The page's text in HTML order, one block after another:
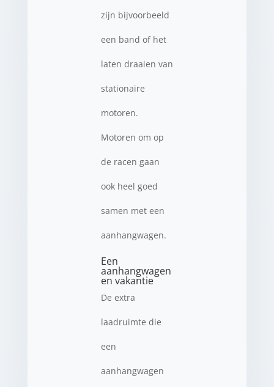
zijn bijvoorbeeld
een band of het
laten draaien van
stationaire
motoren.
Motoren om op
de racen gaan
ook heel goed
samen met een
aanhangwagen.
Een
aanhangwagen
en vakantie
De extra
laadruimte die
een
aanhangwagen